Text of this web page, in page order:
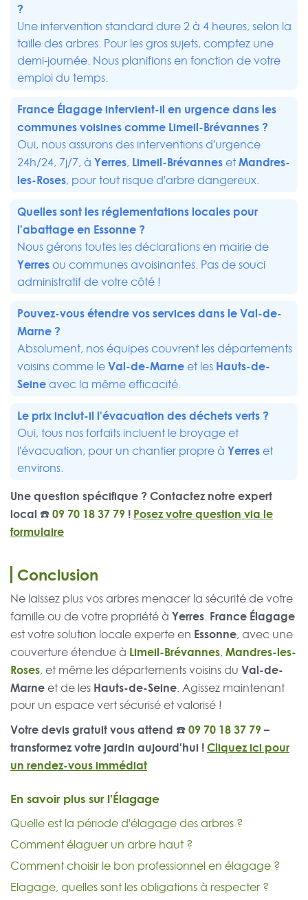
?
Une intervention standard dure 2 à 4 heures, selon la
taille des arbres. Pour les gros sujets, comptez une
demi-journée. Nous planifions en fonction de votre
emploi du temps.
France Élagage intervient-il en urgence dans les
communes voisines comme Limeil-Brévannes?
Oui, nous assurons des interventions d'urgence
24h/24, 7j/7, à Yerres, Limeil-Brévannes etMandres-
les-Roses, pour tout risque d'arbre dangereux.
Quelles sont les réglementations locales pour
l'abattage en Essonne ?
Nous gérons toutes les déclarations en mairie de
Yerresou communes avoisinantes. Pas de souci
administratif de votre côté !
Pouvez-vous étendre vos services dans le Val-de-
Marne ?
Absolument, nos équipes couvrent les départements
voisins comme leVal-de-Marne et les Hauts-de-
Seineavec la même efficacité.
Le prix inclut-il l'évacuation des déchets verts ?
Oui, tous nos forfaits incluent le broyage et
l'évacuation, pour un chantier propre à Yerres et
environs.
Une question spécifique ? Contactez notre expert
local ☎️09 70 18 37 79 ! Posez votre question via le
formulaire
Conclusion
Ne laissez plus vos arbres menacer la sécurité de votre
famille ou de votre propriété à Yerres. France Élagage
est votre solution locale experte en Essonne, avec une
couverture étendue à Limeil-Brévannes, Mandres-les-
Roses, et même les départements voisins du Val-de-
Marne et de les Hauts-de-Seine. Agissez maintenant
pour un espace vert sécurisé et valorisé !
Votre devis gratuit vous attend ☎️09 70 18 37 79–
transformez votre jardin aujourd'hui !Cliquez ici pour
un rendez-vous immédiat
En savoir plus sur l'Élagage
Quelle est la période d'élagage des arbres ?
Comment élaguer un arbre haut ?
Comment choisir le bon professionnel en élagage ?
Elagage, quelles sont les obligations à respecter ?